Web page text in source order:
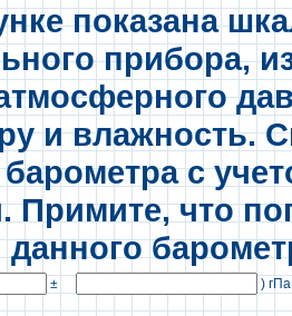
показана
прибора,
и влажность.
с
Примите, что
данного
± ) гПа